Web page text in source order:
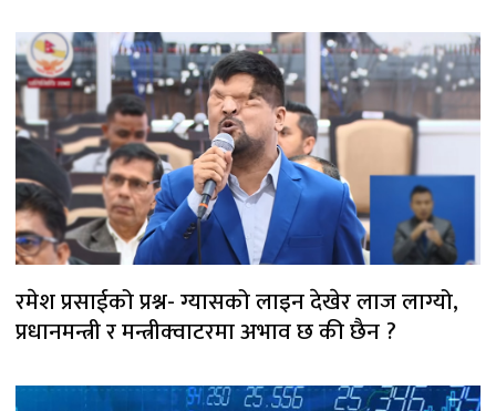
रमेश प्रसाईको प्रश्न- ग्यासको लाइन देखेर लाज लाग्यो,
प्रधानमन्त्री र मन्त्रीक्वाटरमा अभाव छ की छैन ?